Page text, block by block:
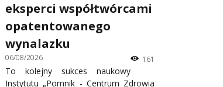
eksperci współtwórcami
opatentowanego
wynalazku
06/08/2026 161
To kolejny sukces naukowy
Instytutu „Pomnik - Centrum Zdrowia